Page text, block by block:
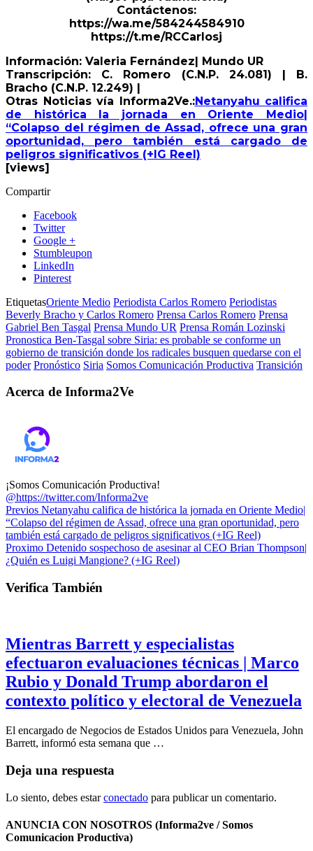
Contáctenos:
https://wa.me/584244584910
https://t.me/RCCarlosj
Información: Valeria Fernández| Mundo UR
Transcripción: C. Romero (C.N.P. 24.081) | B.
Bracho (C.N.P. 12.249) |
Otras Noticias vía Informa2Ve.:Netanyahu califica
de histórica la jornada en Oriente Medio|
“Colapso del régimen de Assad, ofrece una gran
oportunidad, pero también está cargado de
peligros significativos (+IG Reel)
[views]
Compartir
Facebook
Twitter
Google +
Stumbleupon
LinkedIn
Pinterest
EtiquetasOriente Medio Periodista Carlos Romero Periodistas
Beverly Bracho y Carlos Romero Prensa Carlos Romero Prensa
Gabriel Ben Tasgal Prensa Mundo UR Prensa Román Lozinski
Pronostica Ben-Tasgal sobre Siria: es probable se conforme un
gobierno de transición donde los radicales busquen quedarse con el
poder Pronóstico Siria Somos Comunicación Productiva Transición
Acerca de Informa2Ve
¡Somos Comunicación Productiva!
@https://twitter.com/Informa2ve
Previos Netanyahu califica de histórica la jornada en Oriente Medio|
“Colapso del régimen de Assad, ofrece una gran oportunidad, pero
también está cargado de peligros significativos (+IG Reel)
Proximo Detenido sospechoso de asesinar al CEO Brian Thompson|
¿Quién es Luigi Mangione? (+IG Reel)
Verifica También
Mientras Barrett y especialistas
efectuaron evaluaciones técnicas | Marco
Rubio y Donald Trump abordaron el
contexto político y electoral de Venezuela
El encargado de Negocios de Estados Unidos para Venezuela, John
Barrett, informó esta semana que …
Deja una respuesta
Lo siento, debes estarconectado para publicar un comentario.
ANUNCIA CON NOSOTROS (Informa2ve / Somos
Comunicacion Productiva)